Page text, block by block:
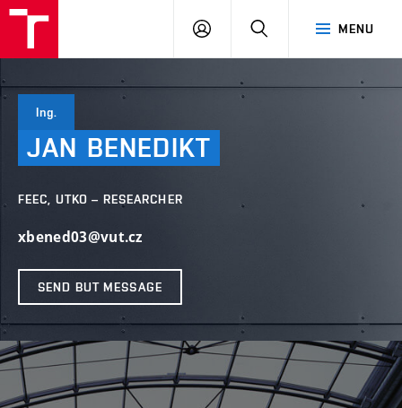
MENU
LOG
SEARCH
Ing.
JAN BENEDIKT
FEEC, UTKO – RESEARCHER
xbened03@vut.cz
SEND BUT MESSAGE